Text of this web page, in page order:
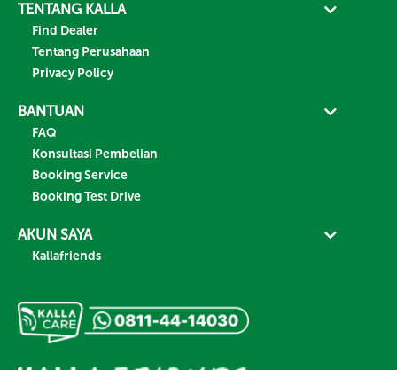
TENTANG KALLA
Find Dealer
Tentang Perusahaan
Privacy Policy
BANTUAN
FAQ
Konsultasi Pembelian
Booking Service
Booking Test Drive
AKUN SAYA
Kallafriends